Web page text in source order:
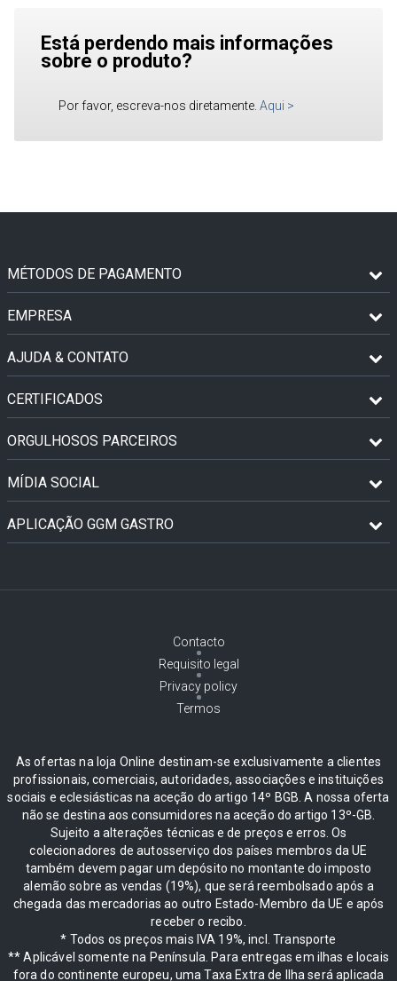
Está perdendo mais informações
sobre o produto?
Por favor, escreva-nos diretamente. Aqui >
MÉTODOS DE PAGAMENTO
EMPRESA
AJUDA & CONTATO
CERTIFICADOS
ORGULHOSOS PARCEIROS
MÍDIA SOCIAL
APLICAÇÃO GGM GASTRO
Contacto
Requisito legal
Privacy policy
Termos
As ofertas na loja Online destinam-se exclusivamente a clientes
profissionais, comerciais, autoridades, associações e instituições
sociais e eclesiásticas na aceção do artigo 14º BGB. A nossa oferta
não se destina aos consumidores na aceção do artigo 13º-GB.
Sujeito a alterações técnicas e de preços e erros. Os
colecionadores de autosserviço dos países membros da UE
também devem pagar um depósito no montante do imposto
alemão sobre as vendas (19%), que será reembolsado após a
chegada das mercadorias ao outro Estado-Membro da UE e após
receber o recibo.
* Todos os preços mais IVA 19%, incl. Transporte
** Aplicável somente na Península. Para entregas em ilhas e locais
fora do continente europeu, uma Taxa Extra de Ilha será aplicada